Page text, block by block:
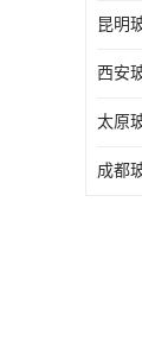
昆明
西安
太原
成都